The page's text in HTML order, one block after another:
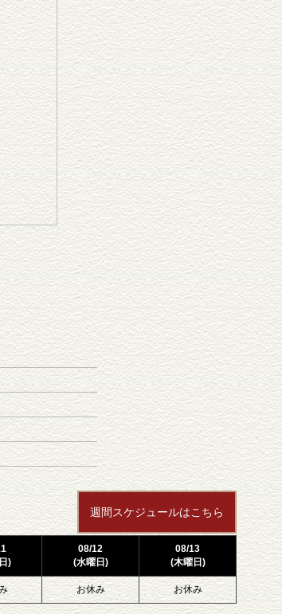
週間スケジュールはこちら
)
08/12
(水曜日)
08/13
(木曜日)
お休み お休み